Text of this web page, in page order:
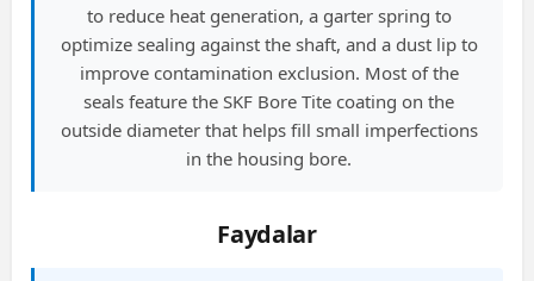
to reduce heat generation, a garter spring to
optimize sealing against the shaft, and a dust lip to
improve contamination exclusion. Most of the
seals feature the SKF Bore Tite coating on the
outside diameter that helps fill small imperfections
in the housing bore.
Faydalar